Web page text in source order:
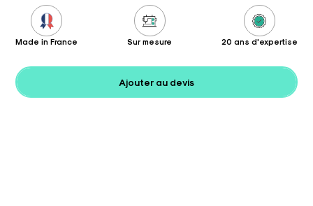
Made in France Sur mesure 20 ans d'expertise
Ajouter au devis